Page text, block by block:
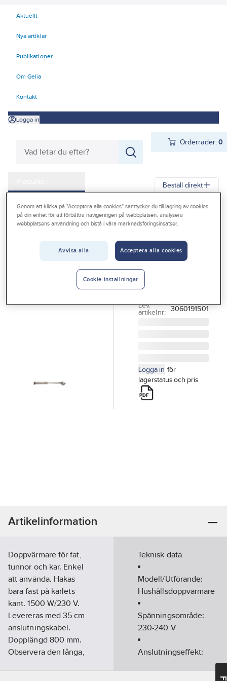
Aktuellt
Nya artiklar
Publikationer
Om Gelia
Kontakt
Logga in
Orderrader:0
Outlet
Beställ direkt
Gelia Produkter Gelia El
Kyl- och värmeprodukter
Värmeprodukter övrigt
GELIA
Doppvärmare
DOPPVÄRMARE
0.5M KABEL
Lev.
artikelnr:
3060191501
Logga in för
lagerstatus och pris
Artikelinformation
Doppvärmare för fat,
tunnor och kar. Enkel
att använda. Hakas
bara fast på kärlets
kant. 1500 W/230 V.
Levereras med 35 cm
anslutningskabel.
Dopplängd 800 mm.
Observera den långa,
Teknisk data
Modell/Utförande:
Hushållsdoppvärmare
Spänningsområde:
230-240 V
Anslutningseffekt:
Genom att klicka på "Acceptera alla cookies" samtycker du till lagring av cookies
på din enhet för att förbättra navigeringen på webbplatsen, analysera
webbplatsens användning och bistå i våra marknadsföringsinsatser.
Avvisa alla Acceptera alla cookies
Cookie-inställningar